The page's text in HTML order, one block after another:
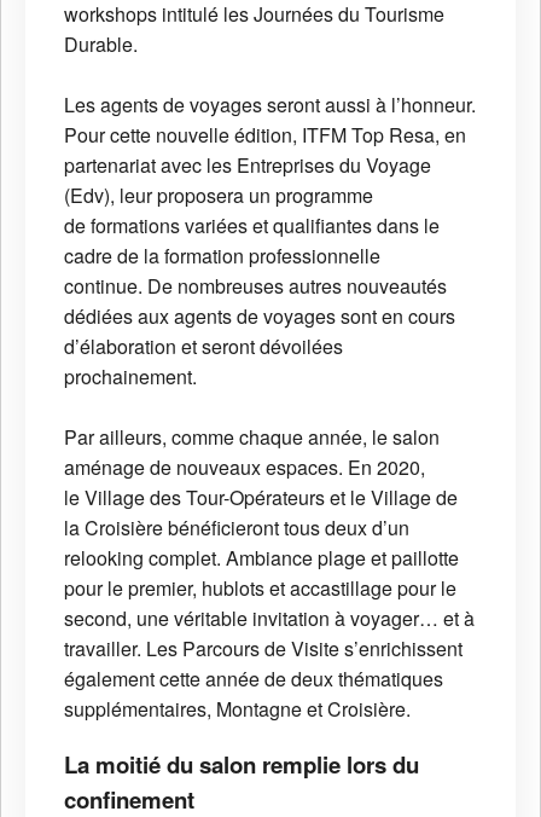
workshops intitulé les Journées du Tourisme
Durable.
Les agents de voyages seront aussi à l’honneur.
Pour cette nouvelle édition, ITFM Top Resa, en
partenariat avec les Entreprises du Voyage
(Edv), leur proposera un programme
de formations variées et qualifiantes dans le
cadre de la formation professionnelle
continue. De nombreuses autres nouveautés
dédiées aux agents de voyages sont en cours
d’élaboration et seront dévoilées
prochainement.
Par ailleurs, comme chaque année, le salon
aménage de nouveaux espaces. En 2020,
le Village des Tour-Opérateurs et le Village de
la Croisière bénéficieront tous deux d’un
relooking complet. Ambiance plage et paillotte
pour le premier, hublots et accastillage pour le
second, une véritable invitation à voyager… et à
travailler. Les Parcours de Visite s’enrichissent
également cette année de deux thématiques
supplémentaires, Montagne et Croisière.
La moitié du salon remplie lors du
confinement